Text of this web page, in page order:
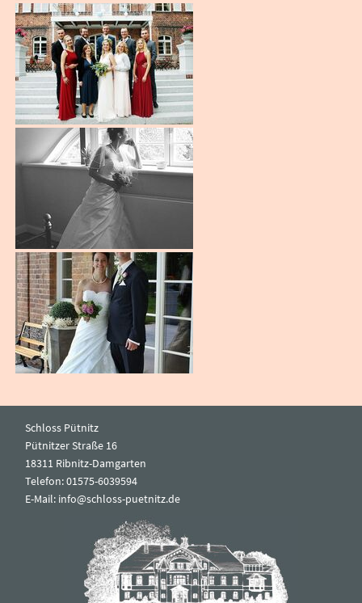
Schloss Pütnitz
Pütnitzer Straße 16
18311 Ribnitz-Damgarten
Telefon: 01575-6039594
E-Mail: info@schloss-puetnitz.de